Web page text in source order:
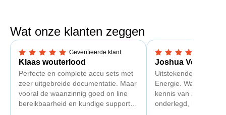
Wat onze klanten zeggen
Geverifieerde klant
5,0 van 5 sterren
Klaas wouterlood
Perfecte en complete accu sets met
zeer uitgebreide documentatie. Maar
vooral de waanzinnig goed on line
bereikbaarheid en kundige support
5,0 van 5 sterren
Joshua Verdonk
Uitstekende ervaring
Energie. Wat vooral
kennis van zaken:
onderlegd, heldere